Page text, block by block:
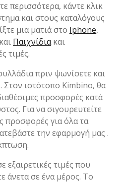
περισσότερα, κάντε κλικ
και στους καταλόγους
μια ματιά στο Iphone,
και Παιχνίδιακαι
τιμές.
πριν ψωνίσετε και
Στον ιστότοπο Kimbino, θα
προσφορές κατά
Για να σιγουρευτείτε
προσφορές για όλα τα
την εφαρμογή μας .
εξαιρετικές τιμές που
άνετα σε ένα μέρος. Το